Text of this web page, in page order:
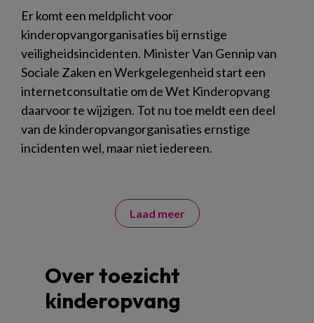
Er komt een meldplicht voor
kinderopvangorganisaties bij ernstige
veiligheidsincidenten. Minister Van Gennip van
Sociale Zaken en Werkgelegenheid start een
internetconsultatie om de Wet Kinderopvang
daarvoor te wijzigen. Tot nu toe meldt een deel
van de kinderopvangorganisaties ernstige
incidenten wel, maar niet iedereen.
Laad meer
Over toezicht
kinderopvang